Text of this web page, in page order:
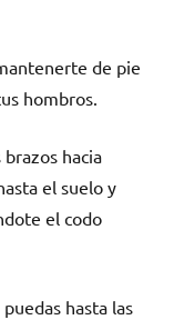
de pie
hombros.
hacia
el suelo y
el codo
hasta las